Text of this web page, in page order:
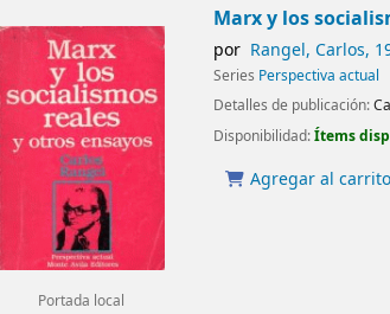
Portada local
Marx y los
por Rangel, Carlos,
Series Perspectiva actual
Detalles de publicación:
Disponibilidad:Ítems
Agregar al carrito